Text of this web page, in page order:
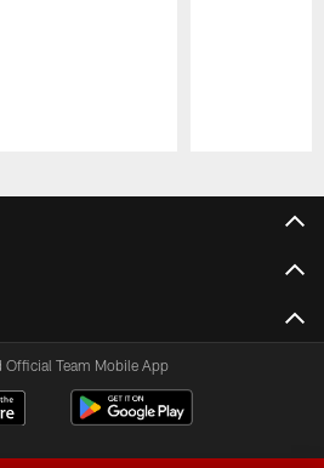
Official Team Mobile App